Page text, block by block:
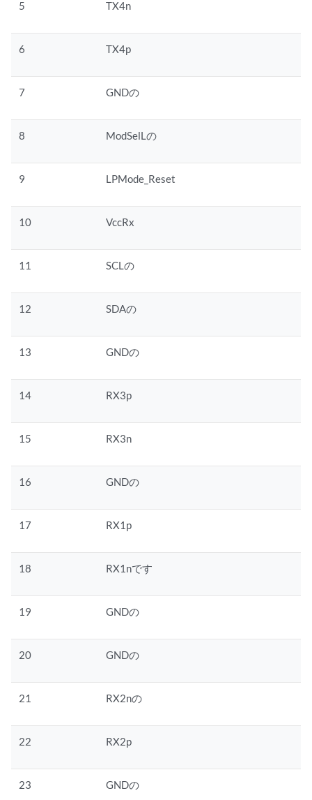
5 TX4n
6 TX4p
7 GNDの
8 ModSelLの
9 LPMode_Reset
10 VccRx
11 SCLの
12 SDAの
13 GNDの
14 RX3p
15 RX3n
16 GNDの
17 RX1p
18 RX1nです
19 GNDの
20 GNDの
21 RX2nの
22 RX2p
23 GNDの